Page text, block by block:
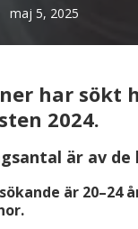
maj 5, 2025
har
2024.
är av
är 20–24